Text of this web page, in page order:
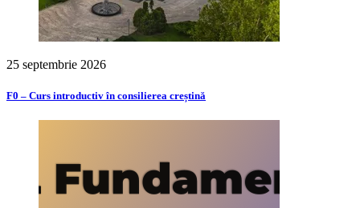
25 septembrie 2026
F0 – Curs introductiv în consilierea creștină